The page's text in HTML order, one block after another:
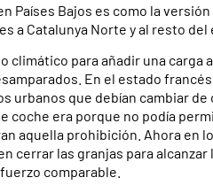
Países Bajos es como la
a Catalunya Norte y al resto del
climático para añadir una carga
En el estado
urbanos que debían cambiar
coche era porque no podía
aquella prohibición. Ahora en
cerrar las granjas para
comparable.